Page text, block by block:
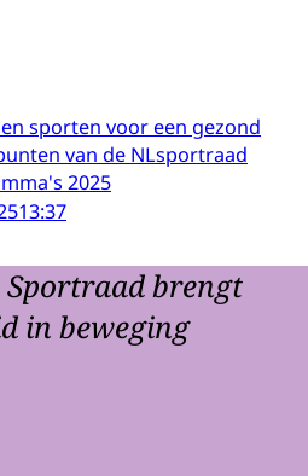
sporten voor een gezond
van de NLsportraad
2025
13:37
Sportraad brengt
in beweging